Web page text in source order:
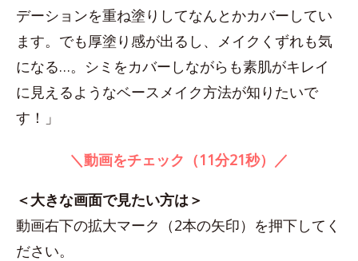
デーションを重ね塗りしてなんとかカバーしてい
ます。でも厚塗り感が出るし、メイクくずれも気
になる…。シミをカバーしながらも素肌がキレイ
に見えるようなベースメイク方法が知りたいで
す！」
＼動画をチェック（11分21秒）／
＜大きな画面で見たい方は＞
動画右下の拡大マーク（2本の矢印）を押下してく
ださい。